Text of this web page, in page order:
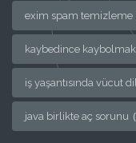
exim spam temizleme
kaybedince kaybolmak
iş yaşantısında vücut
java birlikte aç sorunu